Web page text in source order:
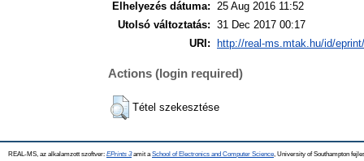
Elhelyezés dátuma: 25 Aug 2016 11:52
Utolsó változtatás: 31 Dec 2017 00:17
URI:
http://real-ms.mtak.hu/id/
Actions (login required)
Tétel szekesztése
REAL-MS, az alkalamzott szoftver: EPrints 3amit a School of Electronics and Computer Science , University of Southampton